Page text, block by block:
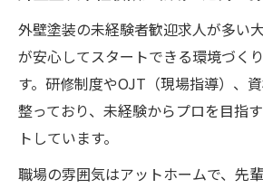
外壁塗装の未経験者歓迎求人が多い
が安心してスタートできる環境づく
す。研修制度やOJT（現場指導）、
整っており、未経験からプロを目指
トしています。
職場の雰囲気はアットホームで、先